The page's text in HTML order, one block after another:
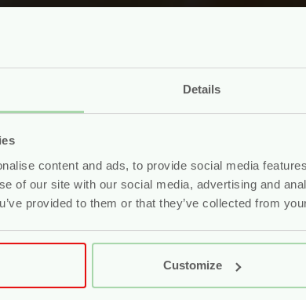
Details
content and ads, to provide social media
of our site with our social media, advertising and
provided to them or that they’ve collected from
Customize